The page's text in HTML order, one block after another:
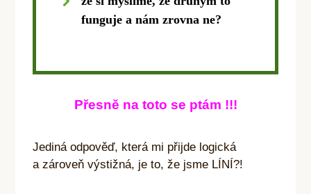
funguje a nám zrovna ne?
Přesně na toto se ptám !!!
Jediná odpověď, která mi přijde logická
a zároveň výstižná, je to, že jsme LÍNÍ?!